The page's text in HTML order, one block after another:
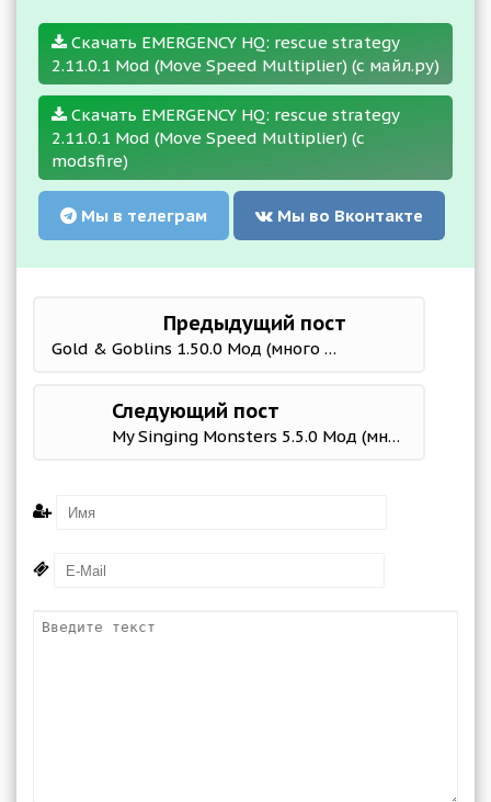
Скачать EMERGENCY HQ: rescue strategy
2.11.0.1 Mod (Move Speed Multiplier) (с майл.ру)
Скачать EMERGENCY HQ: rescue strategy
2.11.0.1 Mod (Move Speed Multiplier) (с
modsfire)
Мы в телеграм Мы во Вконтакте
Предыдущий пост
Gold & Goblins 1.50.0 Мод (много денег)
Следующий пост
My Singing Monsters 5.5.0 Мод (много денег)